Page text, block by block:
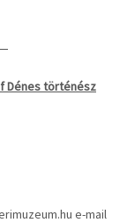
Dénes történész
e-mail